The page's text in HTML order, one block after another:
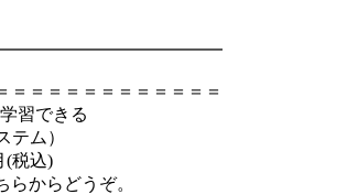
＝＝＝＝＝＝＝＝＝＝＝＝
習できる
テム）
(税込)
からどうぞ。